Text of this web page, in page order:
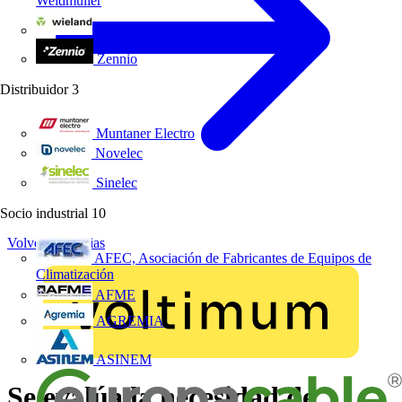
Zennio
Distribuidor 3
Muntaner Electro
Novelec
Sinelec
Socio industrial 10
AFEC, Asociación de Fabricantes de Equipos de
Climatización
AFME
AGREMIA
ASINEM
Volver a Noticias